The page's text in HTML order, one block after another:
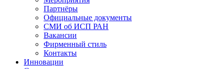
Партнёры
Официальные документы
СМИ об ИСП РАН
Вакансии
Фирменный стиль
Контакты
Инновации